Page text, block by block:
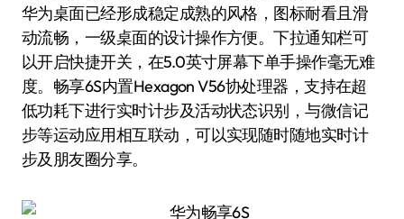
华为桌面已经形成稳定成熟的风格，图标耐看且滑
动流畅，一级桌面的设计操作方便。下拉通知栏可
以开启快捷开关，在5.0英寸屏幕下单手操作毫无难
度。畅享6S内置Hexagon V56协处理器，支持在超
低功耗下进行实时计步及活动状态识别，与微信记
步等运动应用相互联动，可以实现随时随地实时计
步及朋友圈分享。